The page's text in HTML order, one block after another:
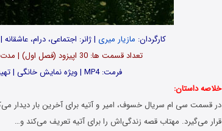
کارگردان: مازیار میری | ژانر: اجتماعی، درام، عاشقانه | سال تولید:
تعداد قسمت ها: 30 اپیزود (فصل اول) | مدت زمان: 57 دقیقه | کیفیت: بلوری
فرمت: MP4 | ویژه نمایش خانگی | تهیه کننده: همایون اسعدیان
خلاصه داستان:
در قسمت سی ام سریال خسوف، امیر و آتیه برای آخرین بار دیدار
قرار می‌گیرد. مهتاب قصه زندگی‌اش را برای آتیه تعریف می‌کند و…